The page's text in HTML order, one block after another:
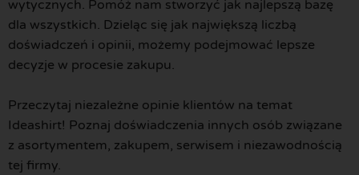
wytycznych. Pomóż nam stworzyć jak najlepszą bazę
dla wszystkich. Dzieląc się jak największą liczbą
doświadczeń i opinii, możemy podejmować lepsze
decyzje w procesie zakupu.
Przeczytaj niezależne opinie klientów na temat
Ideashirt! Poznaj doświadczenia innych osób związane
z asortymentem, zakupem, serwisem i niezawodnością
tej firmy.